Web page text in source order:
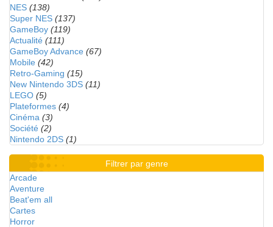
NES (138)
Super NES (137)
GameBoy (119)
Actualité (111)
GameBoy Advance (67)
Mobile (42)
Retro-Gaming (15)
New Nintendo 3DS (11)
LEGO (5)
Plateformes (4)
Cinéma (3)
Société (2)
Nintendo 2DS (1)
Filtrer par genre
Arcade
Aventure
Beat'em all
Cartes
Horror